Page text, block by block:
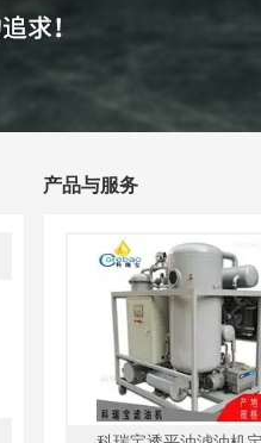
产品与服务